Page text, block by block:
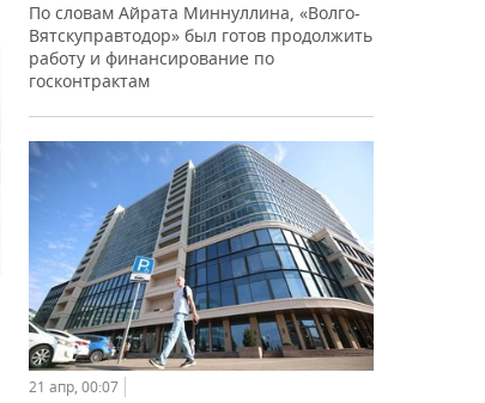
По словам Айрата Миннуллина, «Волго-
Вятскуправтодор» был готов продолжить
работу и финансирование по
госконтрактам
21 апр, 00:07